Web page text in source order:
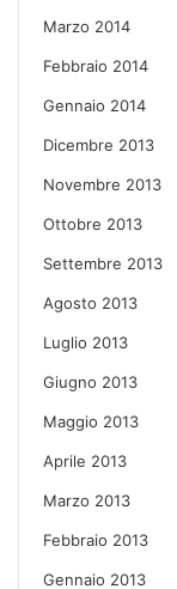
Marzo 2014
Febbraio 2014
Gennaio 2014
Dicembre 2013
Novembre 2013
Ottobre 2013
Settembre 2013
Agosto 2013
Luglio 2013
Giugno 2013
Maggio 2013
Aprile 2013
Marzo 2013
Febbraio 2013
Gennaio 2013